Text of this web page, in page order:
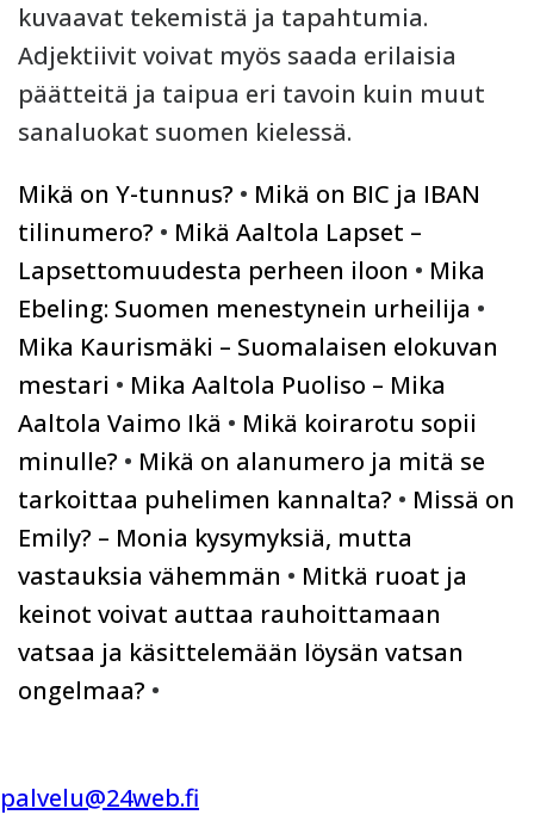
kuvaavat tekemistä ja tapahtumia.
Adjektiivit voivat myös saada erilaisia
päätteitä ja taipua eri tavoin kuin muut
sanaluokat suomen kielessä.
Mikä on Y-tunnus? • Mikä on BIC ja IBAN
tilinumero? • Mikä Aaltola Lapset –
Lapsettomuudesta perheen iloon • Mika
Ebeling: Suomen menestynein urheilija •
Mika Kaurismäki – Suomalaisen elokuvan
mestari • Mika Aaltola Puoliso – Mika
Aaltola Vaimo Ikä • Mikä koirarotu sopii
minulle? • Mikä on alanumero ja mitä se
tarkoittaa puhelimen kannalta? • Missä on
Emily? – Monia kysymyksiä, mutta
vastauksia vähemmän • Mitkä ruoat ja
keinot voivat auttaa rauhoittamaan
vatsaa ja käsittelemään löysän vatsan
ongelmaa? •
palvelu@24web.fi